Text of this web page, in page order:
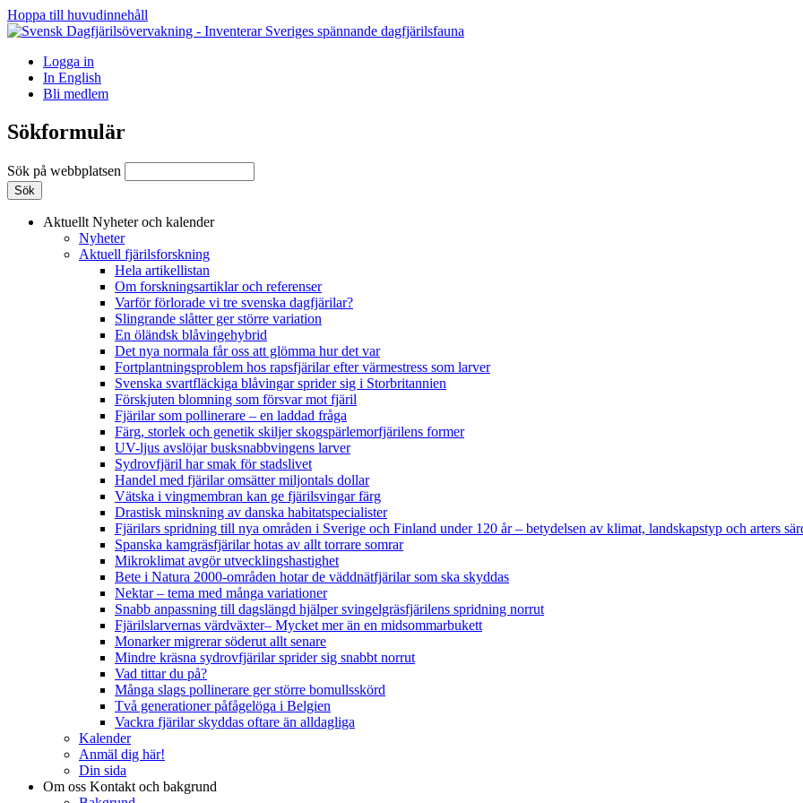
Hoppa till huvudinnehåll
Logga in
In English
Bli medlem
Sökformulär
Sök på webbplatsen
Aktuellt Nyheter och kalender
Nyheter
Aktuell fjärilsforskning
Hela artikellistan
Om forskningsartiklar och referenser
Varför förlorade vi tre svenska dagfjärilar?
Slingrande slåtter ger större variation
En öländsk blåvingehybrid
Det nya normala får oss att glömma hur det var
Fortplantningsproblem hos rapsfjärilar efter värmestress som larver
Svenska svartfläckiga blåvingar sprider sig i Storbritannien
Förskjuten blomning som försvar mot fjäril
Fjärilar som pollinerare – en laddad fråga
Färg, storlek och genetik skiljer skogspärlemorfjärilens former
UV-ljus avslöjar busksnabbvingens larver
Sydrovfjäril har smak för stadslivet
Handel med fjärilar omsätter miljontals dollar
Vätska i vingmembran kan ge fjärilsvingar färg
Drastisk minskning av danska habitatspecialister
Fjärilars spridning till nya områden i Sverige och Finland under 120 år– betydelsen av klimat, landskapstyp och arters
Spanska kamgräsfjärilar hotas av allt torrare somrar
Mikroklimat avgör utvecklingshastighet
Bete i Natura 2000-områden hotar de väddnätfjärilar som ska skyddas
Nektar – tema med många variationer
Snabb anpassning till dagslängd hjälper svingelgräsfjärilens spridning norrut
Fjärilslarvernas värdväxter– Mycket mer än en midsommarbukett
Monarker migrerar söderut allt senare
Mindre kräsna sydrovfjärilar sprider sig snabbt norrut
Vad tittar du på?
Många slags pollinerare ger större bomullsskörd
Två generationer påfågelöga i Belgien
Vackra fjärilar skyddas oftare än alldagliga
Kalender
Anmäl dig här!
Din sida
Om oss Kontakt och bakgrund